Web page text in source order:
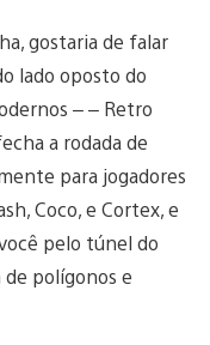
gostaria de falar
lado oposto do
– – Retro
a rodada de
para jogadores
Coco, e Cortex, e
pelo túnel do
polígonos e